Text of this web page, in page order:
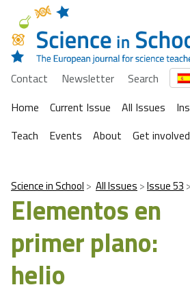
Contact Newsletter
Search
Home
Current Issue All Issues
Teach
Events About Get involved
Science in School All Issues Issue 53
Elementos en
primer plano:
helio